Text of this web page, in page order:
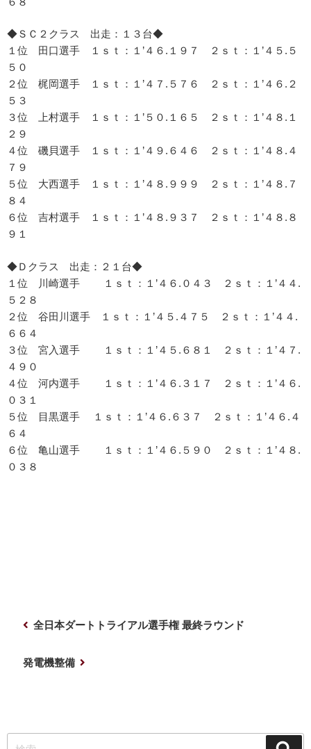
◆ＳＣ２クラス 出走：１３台◆
１位 田口選手 １ｓｔ：１’４６.１９７ ２ｓｔ：１’４５.５
５０
２位 梶岡選手 １ｓｔ：１’４７.５７６ ２ｓｔ：１’４６.２
５３
３位 上村選手 １ｓｔ：１’５０.１６５ ２ｓｔ：１’４８.１
２９
４位 磯貝選手 １ｓｔ：１’４９.６４６ ２ｓｔ：１’４８.４
７９
５位 大西選手 １ｓｔ：１’４８.９９９ ２ｓｔ：１’４８.７
８４
６位 吉村選手 １ｓｔ：１’４８.９３７ ２ｓｔ：１’４８.８
９１
◆Ｄクラス 出走：２１台◆
１位 川崎選手 １ｓｔ：１’４６.０４３ ２ｓｔ：１’４４.
５２８
２位 谷田川選手 １ｓｔ：１’４５.４７５ ２ｓｔ：１’４４.
６６４
３位 宮入選手 １ｓｔ：１’４５.６８１ ２ｓｔ：１’４７.
４９０
４位 河内選手 １ｓｔ：１’４６.３１７ ２ｓｔ：１’４６.
０３１
５位 目黒選手 １ｓｔ：１’４６.６３７ ２ｓｔ：１’４６.４
６４
６位 亀山選手 １ｓｔ：１’４６.５９０ ２ｓｔ：１’４８.
０３８
全日本ダートトライアル選手権 最終ラウンド
発電機整備